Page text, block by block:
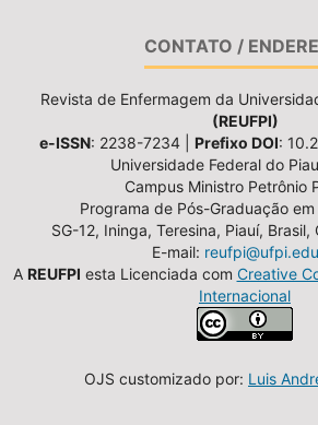
CONTATO /
Revista de Enfermagem da
(REUFPI)
e-ISSN: 2238-7234 | Prefixo DOI:
Universidade Federal do
Campus Ministro Petrônio
Programa de Pós-Graduação
SG-12, Ininga, Teresina, Piauí,
E-mail:
A REUFPI esta Licenciada com Creative
Internacional
OJS customizado por: Luis